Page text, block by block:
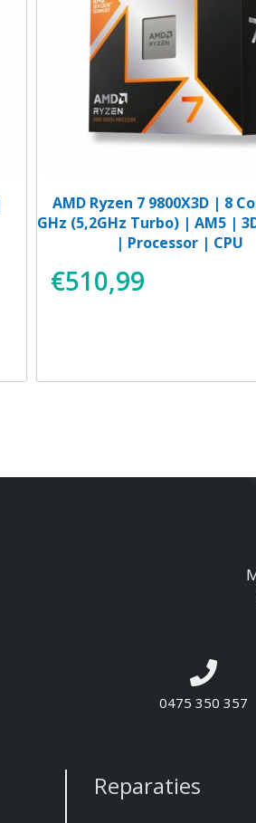
AMD Ryzen 7 9800X3D | 8
GHz (5,2GHz Turbo) | AM5 |
| Processor | CPU
€510,99
0475 350 357
Reparaties